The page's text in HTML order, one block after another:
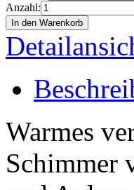
Anzahl:
In den Warenkorb
Warmes
Schimmer